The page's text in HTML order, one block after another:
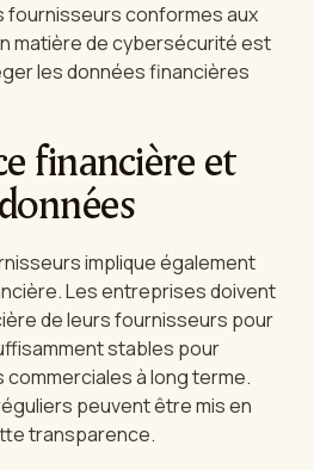
fournisseurs conformes aux
matière de cybersécurité est
les données financières
financière et
implique également
Les entreprises doivent
de leurs fournisseurs pour
stables pour
à long terme.
peuvent être mis en
transparence.